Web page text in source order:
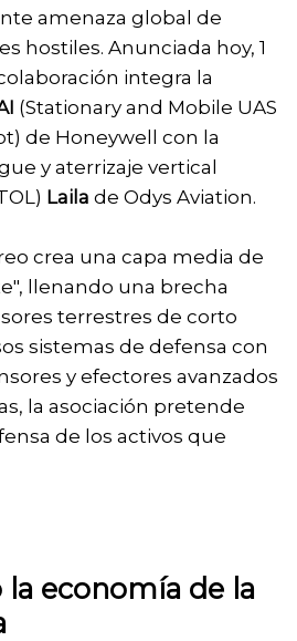
amenaza global de
hostiles. Anunciada hoy, 1
integra la
(Stationary and Mobile UAS
de Honeywell con la
y aterrizaje vertical
Laila de Odys Aviation.
crea una capa media de
llenando una brecha
terrestres de corto
sistemas de defensa con
y efectores avanzados
la asociación pretende
de los activos que
economía de la